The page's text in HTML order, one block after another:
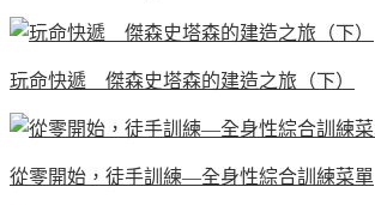
玩命快遞 傑森史塔森的建造之旅（下）
從零開始，徒手訓練—全身性綜合訓練菜單